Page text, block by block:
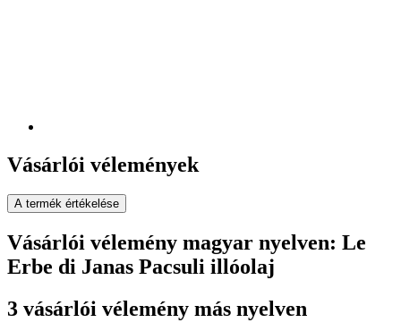
Vásárlói vélemények
A termék értékelése
Vásárlói vélemény magyar nyelven: Le
Erbe di Janas Pacsuli illóolaj
3 vásárlói vélemény más nyelven